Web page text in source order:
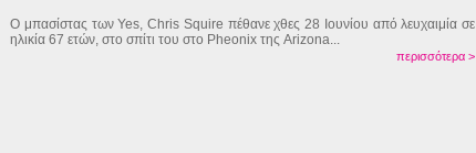
Ο μπασίστας των Yes, Chris Squire πέθανε χθες 28 Ιουνίου από λευχαιμία σε
ηλικία 67 ετών, στο σπίτι του στο Pheonix της Arizona...
περισσότερα >